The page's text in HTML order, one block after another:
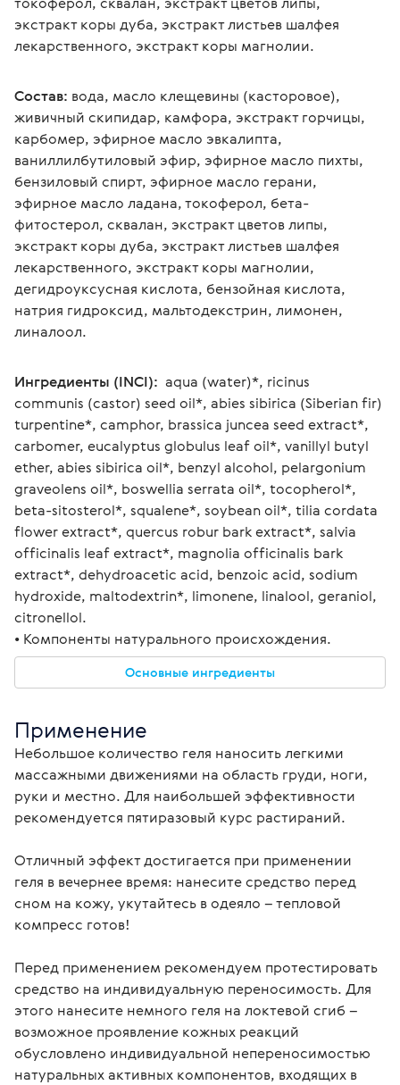
экстракт коры дуба, экстракт листьев шалфея
лекарственного, экстракт коры магнолии.
Состав: вода, масло клещевины (касторовое),
живичный скипидар, камфора, экстракт горчицы,
карбомер, эфирное масло эвкалипта,
ваниллилбутиловый эфир, эфирное масло пихты,
бензиловый спирт, эфирное масло герани,
эфирное масло ладана, токоферол, бета-
фитостерол, сквалан, экстракт цветов липы,
экстракт коры дуба, экстракт листьев шалфея
лекарственного, экстракт коры магнолии,
дегидроуксусная кислота, бензойная кислота,
натрия гидроксид, мальтодекстрин, лимонен,
линалоол.
Ингредиенты (INCI): aqua (water)*, ricinus
communis (castor) seed oil*, abies sibirica (Siberian fir)
turpentine*, camphor, brassica juncea seed extract*,
carbomer, eucalyptus globulus leaf oil*, vanillyl butyl
ether, abies sibirica oil*, benzyl alcohol, pelargonium
graveolens oil*, boswellia serrata oil*, tocopherol*,
beta-sitosterol*, squalene*, soybean oil*, tilia cordata
flower extract*, quercus robur bark extract*, salvia
officinalis leaf extract*, magnolia officinalis bark
extract*, dehydroacetic acid, benzoic acid, sodium
hydroxide, maltodextrin*, limonene, linalool, geraniol,
citronellol.
• Компоненты натурального происхождения.
Основные ингредиенты
Применение
Небольшое количество геля наносить легкими
массажными движениями на область груди, ноги,
руки и местно. Для наибольшей эффективности
рекомендуется пятиразовый курс растираний.
Отличный эффект достигается при применении
геля в вечернее время: нанесите средство перед
сном на кожу, укутайтесь в одеяло – тепловой
компресс готов!
Перед применением рекомендуем протестировать
средство на индивидуальную переносимость. Для
этого нанесите немного геля на локтевой сгиб –
возможное проявление кожных реакций
обусловлено индивидуальной непереносимостью
натуральных активных компонентов, входящих в